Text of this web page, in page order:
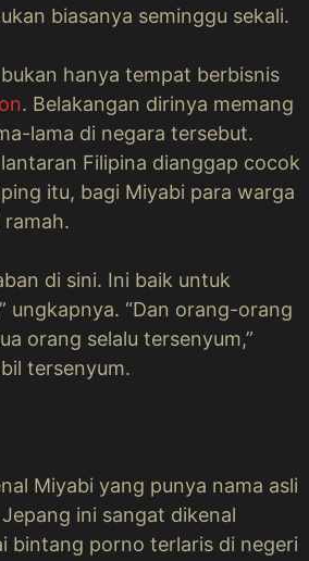
biasanya seminggu sekali.
hanya tempat berbisnis
. Belakangan dirinya memang
lama di negara tersebut.
Filipina dianggap cocok
itu, bagi Miyabi para warga
ramah.
di sini. Ini baik untuk
ungkapnya. “Dan orang-orang
orang selalu tersenyum,”
tersenyum.
Miyabi yang punya nama asli
ini sangat dikenal
bintang porno terlaris di negeri